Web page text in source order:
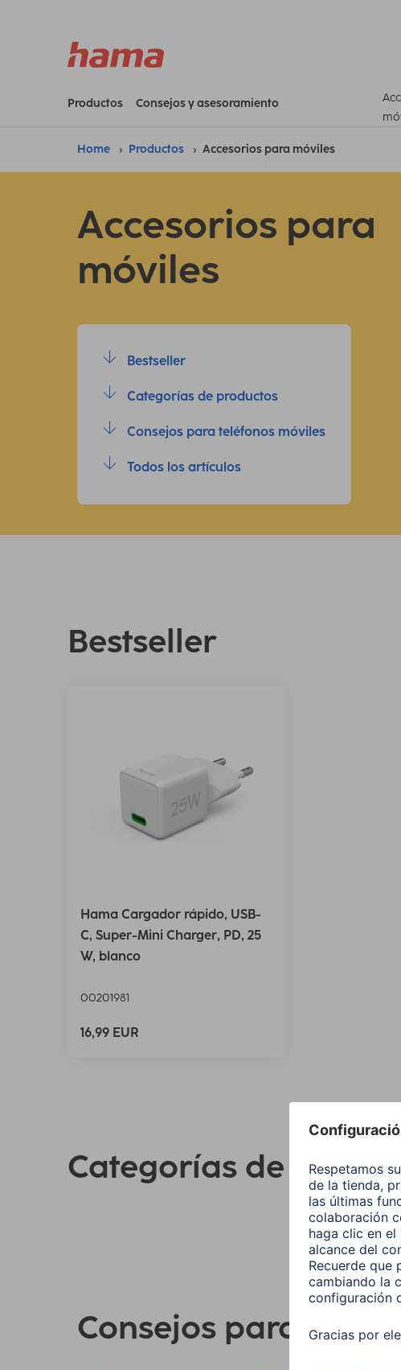
Productos Consejos y asesoramiento
Home Productos Accesorios para móviles
Accesorios para
móviles
Bestseller
Categorías de productos
Consejos para teléfonos móviles
Todos los artículos
Bestseller
Hama Cargador rápido, USB-
C, Super-Mini Charger, PD, 25
W, blanco
00201981
16,99 EUR
Categorías de
Consejos para su